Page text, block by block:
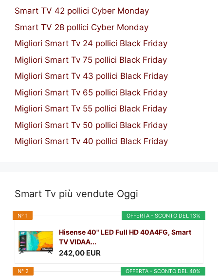
Smart TV 42 pollici Cyber Monday
Smart TV 28 pollici Cyber Monday
Migliori Smart Tv 24 pollici Black Friday
Migliori Smart Tv 75 pollici Black Friday
Migliori Smart Tv 43 pollici Black Friday
Migliori Smart Tv 65 pollici Black Friday
Migliori Smart Tv 55 pollici Black Friday
Migliori Smart Tv 50 pollici Black Friday
Migliori Smart Tv 40 pollici Black Friday
Smart Tv più vendute Oggi
OFFERTA - SCONTO DEL 13%
N° 1
Hisense 40" LED Full HD 40A4FG, Smart
TV VIDAA...
242,00 EUR
OFFERTA - SCONTO DEL 40%
N° 2